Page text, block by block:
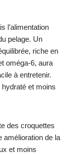
l’alimentation
pelage. Un
riche en
oméga-6, aura
à entretenir.
et moins
des croquettes
amélioration de la
et moins